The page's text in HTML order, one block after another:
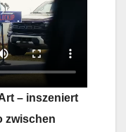
– inszeniert
zwischen